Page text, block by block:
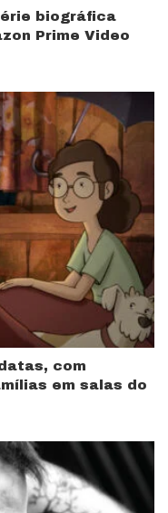
biográfica
Prime Video
com
em salas do